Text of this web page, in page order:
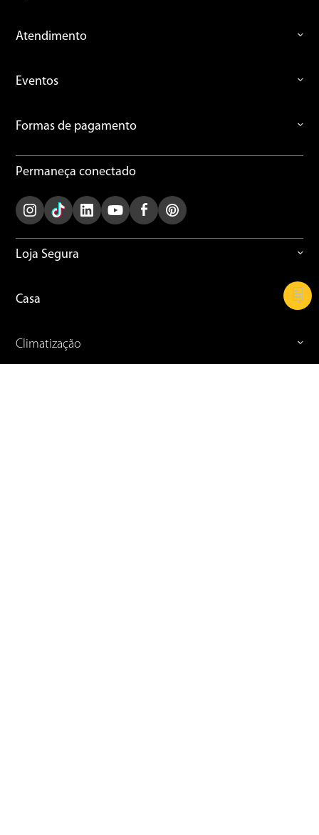
Atendimento
Eventos
Formas de pagamento
Permaneça conectado
Loja Segura
Casa
Climatização